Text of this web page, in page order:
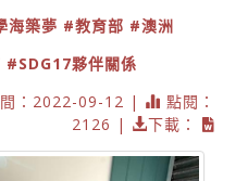
海築夢 #教育部 #澳洲
#SDG17夥伴關係
：2022-09-12 |
點閱：
2126 |
下載：